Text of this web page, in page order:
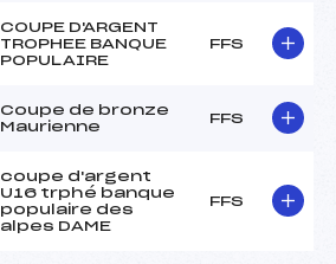
COUPE D'ARGENT
TROPHEE BANQUE
POPULAIRE
FFS
Coupe de bronze
Maurienne
FFS
coupe d'argent
U16 trphé banque
populaire des
alpes DAME
FFS